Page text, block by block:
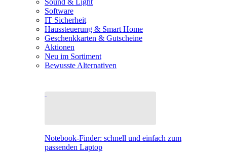
Sound & Light
Software
IT Sicherheit
Haussteuerung & Smart Home
Geschenkkarten & Gutscheine
Aktionen
Neu im Sortiment
Bewusste Alternativen
Notebook-Finder: schnell und einfach zum
passenden Laptop